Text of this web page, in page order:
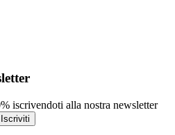
iscrivendoti alla nostra newsletter
Iscriviti